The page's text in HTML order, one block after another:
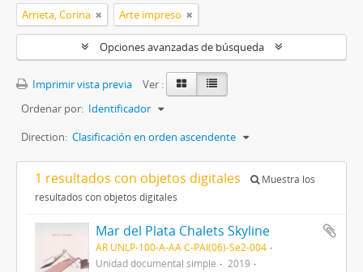
Arrieta, Corina Arte impreso
Opciones avanzadas de búsqueda
Imprimir vista previa
Ver :
Ordenar por: Identificador
Direction: Clasificación en orden ascendente
1 resultados con objetos digitales
Muestra los
resultados con objetos digitales
Mar del Plata Chalets Skyline
AR UNLP-100-A-AA C-PAI(06)-Se2-004
Unidad documental simple
2019